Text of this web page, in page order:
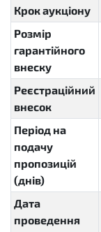
Крок аукціону
Розмір
гарантійного
внеску
Реєстраційний
внесок
Період на
подачу
пропозицій
(днів)
Дата
проведення